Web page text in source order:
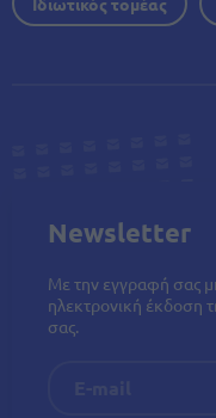
Newsletter
Με την εγγραφή σας
ηλεκτρονική έκδοση
σας.